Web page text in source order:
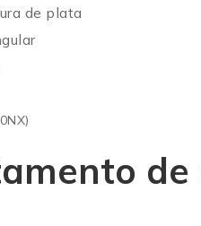
de plata